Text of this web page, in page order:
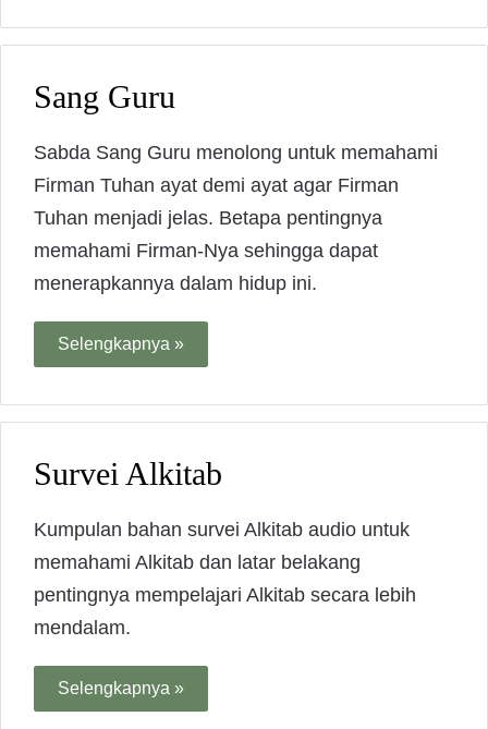
Sang Guru
Sabda Sang Guru menolong untuk memahami
Firman Tuhan ayat demi ayat agar Firman
Tuhan menjadi jelas. Betapa pentingnya
memahami Firman-Nya sehingga dapat
menerapkannya dalam hidup ini.
Selengkapnya »
Survei Alkitab
Kumpulan bahan survei Alkitab audio untuk
memahami Alkitab dan latar belakang
pentingnya mempelajari Alkitab secara lebih
mendalam.
Selengkapnya »